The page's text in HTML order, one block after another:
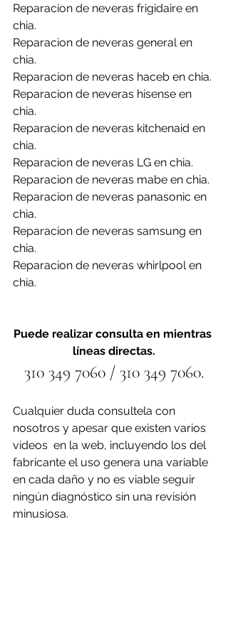
Reparacion de neveras frigidaire en
chia.
Reparacion de neveras general en
chia.
Reparacion de neveras haceb en chia.
Reparacion de neveras hisense en
chia.
Reparacion de neveras kitchenaid en
chia.
Reparacion de neveras LG en chia.
Reparacion de neveras mabe en chia.
Reparacion de neveras panasonic en
chia.
Reparacion de neveras samsung en
chia.
Reparacion de neveras whirlpool en
chia.
Puede realizar consulta en mientras
líneas directas.
310 349 7060 / 310 349 7060.
Cualquier duda consultela con
nosotros y apesar que existen varios
videos  en la web, incluyendo los del
fabricante el uso genera una variable
en cada daño y no es viable seguir
ningún diagnóstico sin una revisión
minusiosa.